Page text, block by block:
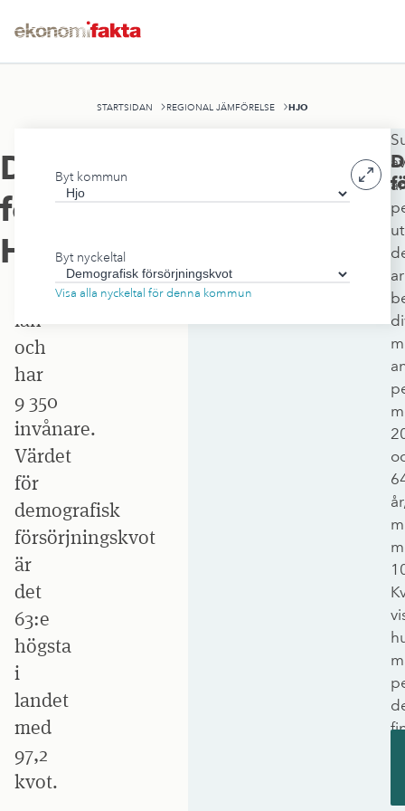
STARTSIDAN REGIONAL JÄMFÖRELSE HJO
Demografisk
försörjningskvot,
Hjo
kommun
ligger
Västra
Götalands
län
och
har
9 350
invånare.
Värdet
för
demografisk
försörjningskvot
är
det
63:e
högsta
i
landet
med
97,2
kvot.
Byt kommun
Byt nyckeltal
Visa alla nyckeltal för denna kommun
av
år,